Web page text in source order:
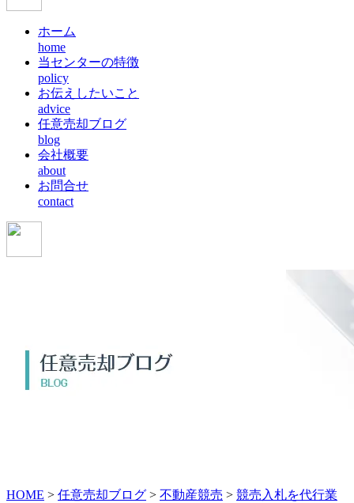
ホーム
home
当センターの特徴
policy
お伝えしたいこと
advice
任意売却ブログ
blog
会社概要
about
お問合せ
contact
HOME > 任意売却ブログ > 不動産競売 > 競売入札を代行業